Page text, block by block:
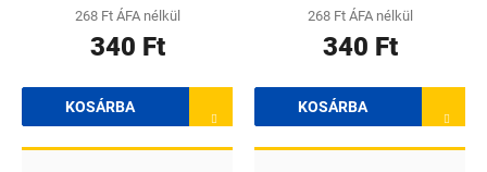
268 Ft ÁFA nélkül
340 Ft
KOSÁRBA
268 Ft ÁFA nélkül
340 Ft
KOSÁRBA